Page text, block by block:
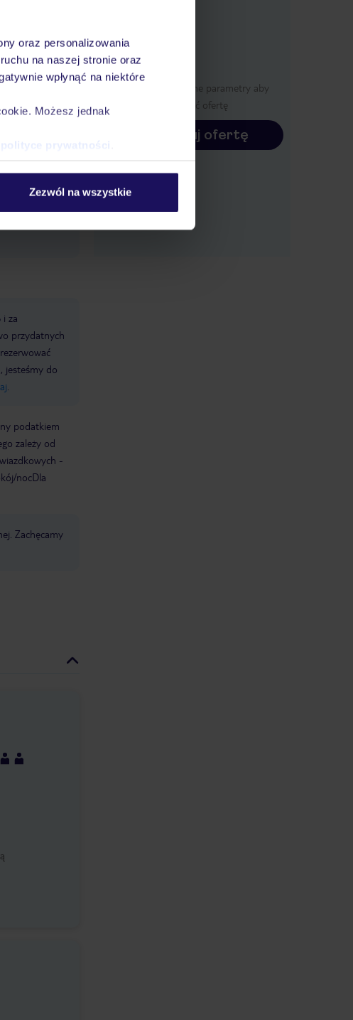
oraz personalizowania
na naszej stronie oraz
wpłynąć na niektóre
Możesz jednak
polityce prywatności
Zezwól na wszystkie
i za
przydatnych
jesteśmy do
podatkiem
zależy od
-
nocDla
Zachęcamy
Określ poszczególne parametry aby
wyświetlić ofertę
Konfiguruj ofertę